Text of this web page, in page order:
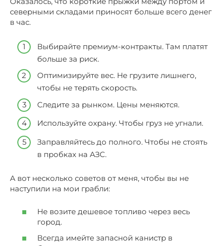
северными складами приносят больше всего денег
в час.
Выбирайте премиум-контракты. Там платят
больше за риск.
Оптимизируйте вес. Не грузите лишнего,
чтобы не терять скорость.
Следите за рынком. Цены меняются.
Используйте охрану. Чтобы груз не угнали.
Заправляйтесь до полного. Чтобы не стоять
в пробках на АЗС.
А вот несколько советов от меня, чтобы вы не
наступили на мои грабли:
Не возите дешевое топливо через весь
город.
Всегда имейте запасной канистр в